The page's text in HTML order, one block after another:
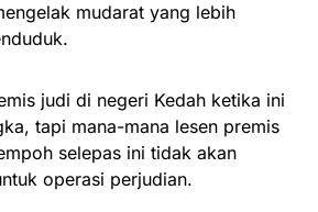
mudarat yang lebih
judi di negeri Kedah ketika ini
tapi mana-mana lesen premis
selepas ini tidak akan
operasi perjudian.